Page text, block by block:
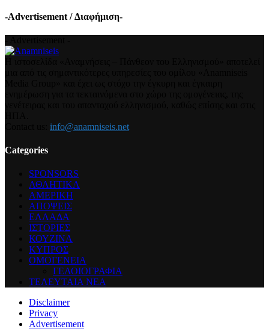
-Advertisement / Διαφήμιση-
info@anamniseis.net
Categories
SPONSORS
ΑΘΛΗΤΙΚΑ
ΑΜΕΡΙΚΗ
ΑΠΟΨΕΙΣ
ΕΛΛΑΔΑ
ΙΣΤΟΡΙΕΣ
ΚΟΥΖΙΝΑ
ΚΥΠΡΟΣ
ΟΜΟΓΕΝΕΙΑ
ΓΕΛΟΙΟΓΡΑΦΙΑ
ΤΕΛΕΥΤΑΙΑ ΝΕΑ
Disclaimer
Privacy
Advertisement